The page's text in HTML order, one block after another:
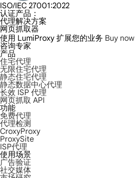
ISO/IEC 27001:2022
认证产品：
代理解决方案
网页抓取器
使用 LumiProxy 扩展您的业务 Buy now
咨询专家
产品
住宅代理
无限住宅代理
静态住宅代理
静态数据中心代理
长效 ISP 代理
网页抓取 API
功能
免费代理
代理检测
CroxyProxy
ProxySite
ISP代理
使用场景
广告验证
社交媒体